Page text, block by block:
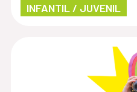
INFANTIL / JUVENIL